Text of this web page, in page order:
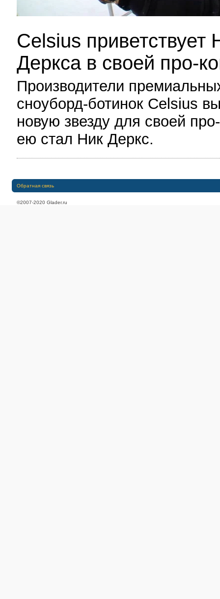
Celsius приветствует
Деркса в своей про-
Производители
сноуборд-ботинок Celsius
новую звезду для своей
ею стал Ник Деркс.
Обратная связь
©2007-2020 Glader.ru